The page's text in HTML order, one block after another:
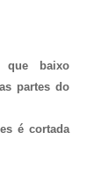
que baixo
partes do
é cortada